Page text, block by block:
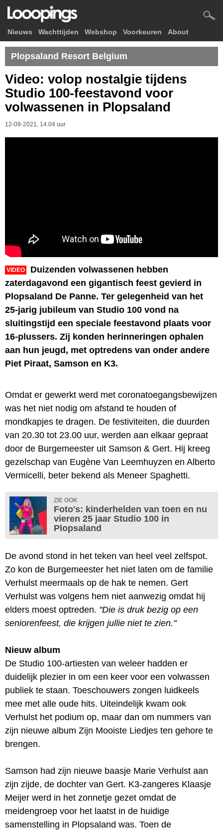
Nieuws Wachttijden Webshop Voorkeuren About
Plopsaland Resort Belgium
Video: volop nostalgie tijdens
Studio 100-feestavond voor
volwassenen in Plopsaland
12-09-2021, 14.04 uur
VIDEO
Duizenden volwassenen hebben
zaterdagavond een gigantisch feest gevierd in
Plopsaland De Panne. Ter gelegenheid van het
25-jarig jubileum van Studio 100 vond na
sluitingstijd een speciale feestavond plaats voor
16-plussers. Zij konden herinneringen ophalen
aan hun jeugd, met optredens van onder andere
Piet Piraat, Samson en K3.
Omdat er gewerkt werd met coronatoegangsbewijzen
was het niet nodig om afstand te houden of
mondkapjes te dragen. De festiviteiten, die duurden
van 20.30 tot 23.00 uur, werden aan elkaar gepraat
door de Burgemeester uit Samson & Gert. Hij kreeg
gezelschap van Eugène Van Leemhuyzen en Alberto
Vermicelli, beter bekend als Meneer Spaghetti.
ZIE OOK
Foto's: kinderhelden van toen en nu
vieren 25 jaar Studio 100 in
Plopsaland
De avond stond in het teken van heel veel zelfspot.
Zo kon de Burgemeester het niet laten om de familie
Verhulst meermaals op de hak te nemen. Gert
Verhulst was volgens hem niet aanwezig omdat hij
elders moest optreden. "Die is druk bezig op een
seniorenfeest, die krijgen jullie niet te zien."
Nieuw album
De Studio 100-artiesten van weleer hadden er
duidelijk plezier in om een keer voor een volwassen
publiek te staan. Toeschouwers zongen luidkeels
mee met alle oude hits. Uiteindelijk kwam ook
Verhulst het podium op, maar dan om nummers van
zijn nieuwe album Zijn Mooiste Liedjes ten gehore te
brengen.
Samson had zijn nieuwe baasje Marie Verhulst aan
zijn zijde, de dochter van Gert. K3-zangeres Klaasje
Meijer werd in het zonnetje gezet omdat de
meidengroep voor het laatst in de huidige
samenstelling in Plopsaland was. Toen de